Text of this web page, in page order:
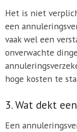
Het is niet
een
vaak wel een
onverwachte
hoge kosten te
3. Wat dekt
Een